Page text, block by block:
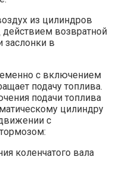
из цилиндров
возвратной
в
с включением
подачу топлива.
подачи топлива
цилиндру
с
коленчатого вала